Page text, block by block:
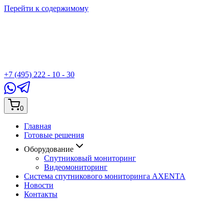
Перейти к содержимому
+7 (495) 222 - 10 - 30
0
Главная
Готовые решения
Оборудование
Спутниковый мониторинг
Видеомониторинг
Система спутникового мониторинга AXENTA
Новости
Контакты